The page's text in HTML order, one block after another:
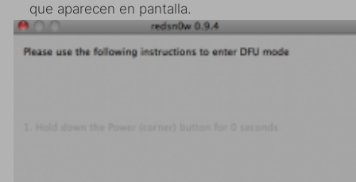
que aparecen en pantalla.